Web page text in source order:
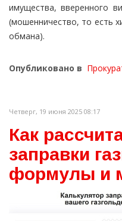
имущества, вверенного
(мошенничество, то есть
обмана).
Опубликовано в
Четверг, 19 июня 2025 08:17
Как
заправки
формулы и